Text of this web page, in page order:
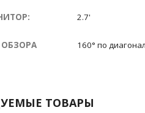
2.7'
160° по
ТОВАРЫ